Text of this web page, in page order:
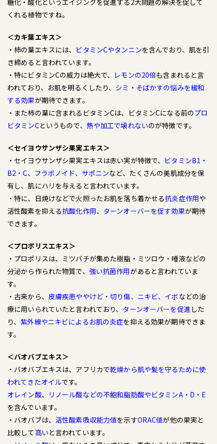
くれる植物ですね。
＜カキ葉エキス＞
・柿の葉エキスには、 ビタミンCやタンニンを含んでおり、肌を引
き締めると言われています。
・特にビタミンCの威力は絶大で、
レモンの20倍も含まれると言
われており、お肌を明るくしたり、 シミ・そばかすの悩みを緩和
する効果が期待できます。
・また柿の葉に含まれるビタミンCは、ビタミンCになる前のプロ
ビタミンCというもので、 熱や加工で壊れないのが特徴です。
＜セイヨウサンザシ果実エキス＞
・セイヨウサンザシ果実エキスは赤い実が特徴で、 ビタミンB1・
B2・C、フラボノイド、サポニンなど、たくさんの美肌成分を保
有し、肌にハリを与えると言われています。
・特に、日焼けなどで火照ったお肌を落ち着かせる抗炎症作用や
活性酸素を抑える抗酸化作用、 ターンオーバーを促す効果が期待
できます。
＜プロポリスエキス＞
・プロポリスは、ミツバチが集めた樹脂・ミツロウ・唾液などの
分泌から作られた物質で、 強い抗菌作用があると言われていま
す。
・古来から、皮膚疾患ややけど・切り傷、ニキビ、イボなどの治
療に用いられていたと言われており、 ターンオーバーを促進 した
り、 紫外線やニキビによるお肌の炎症を抑える効果が期待できま
す。
＜バオバブエキス＞
・バオバブエキスは、アフリカで乾燥から肌や髪を守るために使
われてきたオイルです。
オレイン酸、リノール酸などの不飽和脂肪酸やビタミンA・D・E
を含んでいます。
・バオバブは、 活性酸素吸収能力値を示すORAC値が他の果実と
比較して 高いと言われています。